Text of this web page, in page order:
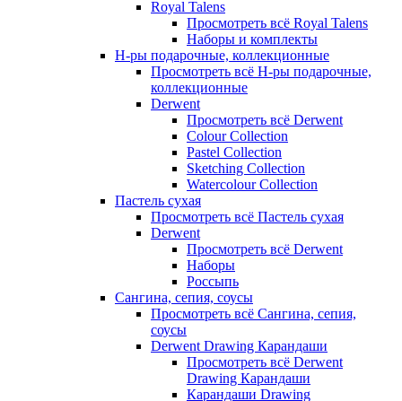
Royal Talens
Просмотреть всё Royal Talens
Наборы и комплекты
Н-ры подарочные, коллекционные
Просмотреть всё Н-ры подарочные,
коллекционные
Derwent
Просмотреть всё Derwent
Colour Collection
Pastel Collection
Sketching Collection
Watercolour Collection
Пастель сухая
Просмотреть всё Пастель сухая
Derwent
Просмотреть всё Derwent
Наборы
Россыпь
Сангина, сепия, соусы
Просмотреть всё Сангина, сепия,
соусы
Derwent Drawing Карандаши
Просмотреть всё Derwent
Drawing Карандаши
Карандаши Drawing